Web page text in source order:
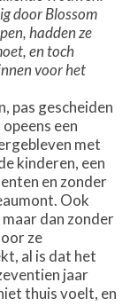
door Blossom
hadden ze
en toch
voor het
pas gescheiden
een
met
kinderen, een
en zonder
Ook
dan zonder
ze
al is dat het
jaar
thuis voelt, en